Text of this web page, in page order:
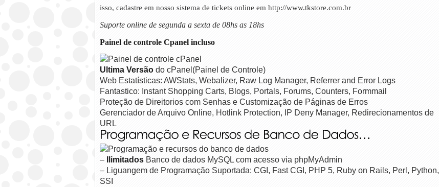
isso, cadastre em nosso sistema de tickets online em http://www.tkstore.com.br
Suporte online de segunda a sexta de 08hs as 18hs
Painel de controle Cpanel incluso
Ultima Versão do cPanel(Painel de Controle)
Web Estatísticas: AWStats, Webalizer, Raw Log Manager, Referrer and Error Logs
Fantastico: Instant Shopping Carts, Blogs, Portals, Forums, Counters, Formmail
Proteção de Direitorios com Senhas e Customização de Páginas de Erros
Gerenciador de Arquivo Online, Hotlink Protection, IP Deny Manager, Redirecionamentos de
URL
– Ilimitados Banco de dados MySQL com acesso via phpMyAdmin
– Liguangem de Programação Suportada: CGI, Fast CGI, PHP 5, Ruby on Rails, Perl, Python,
SSI